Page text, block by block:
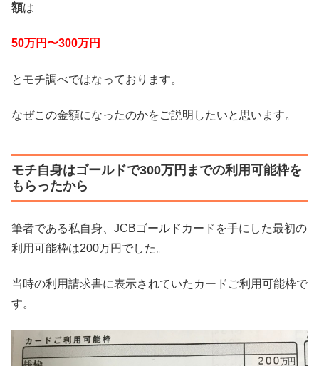
額は
50万円〜300万円
とモチ調べではなっております。
なぜこの金額になったのかをご説明したいと思います。
モチ自身はゴールドで300万円までの利用可能枠を
もらったから
筆者である私自身、JCBゴールドカードを手にした最初の
利用可能枠は200万円でした。
当時の利用請求書に表示されていたカードご利用可能枠で
す。